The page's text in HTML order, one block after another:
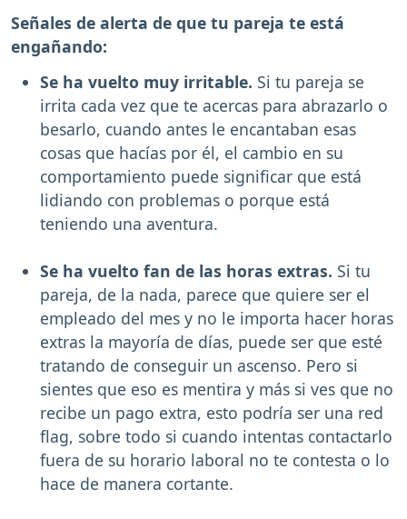
Señales de alerta de que tu pareja te está
engañando:
Se ha vuelto muy irritable. Si tu pareja se
irrita cada vez que te acercas para abrazarlo o
besarlo, cuando antes le encantaban esas
cosas que hacías por él, el cambio en su
comportamiento puede significar que está
lidiando con problemas o porque está
teniendo una aventura.
Se ha vuelto fan de las horas extras. Si tu
pareja, de la nada, parece que quiere ser el
empleado del mes y no le importa hacer horas
extras la mayoría de días, puede ser que esté
tratando de conseguir un ascenso. Pero si
sientes que eso es mentira y más si ves que no
recibe un pago extra, esto podría ser una red
flag, sobre todo si cuando intentas contactarlo
fuera de su horario laboral no te contesta o lo
hace de manera cortante.